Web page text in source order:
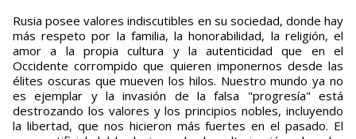
Rusia posee valores indiscutibles en su sociedad, donde hay
más respeto por la familia, la honorabilidad, la religión, el
amor a la propia cultura y la autenticidad que en el
Occidente corrompido que quieren imponernos desde las
élites oscuras que mueven los hilos. Nuestro mundo ya no
es ejemplar y la invasión de la falsa "progresía" está
destrozando los valores y los principios nobles, incluyendo
la libertad, que nos hicieron más fuertes en el pasado. El